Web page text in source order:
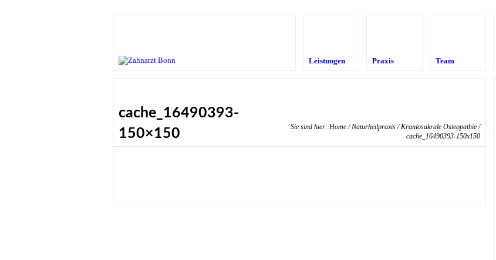
Leistungen Praxis Team
cache_16490393-
150×150
Sie sind hier: Home/Naturheilpraxis/Kraniosakrale Osteopathie/
cache_16490393-150x150